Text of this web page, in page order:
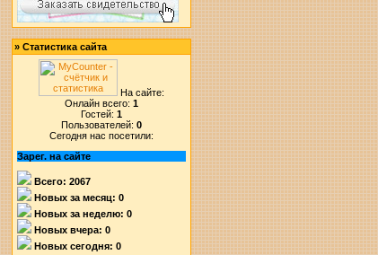
»Статистика сайта
На сайте:
Онлайн всего:1
Гостей:1
Пользователей:0
Сегодня нас посетили:
Зарег. на сайте
Всего: 2067
Новых за месяц: 0
Новых за неделю: 0
Новых вчера: 0
Новых сегодня: 0